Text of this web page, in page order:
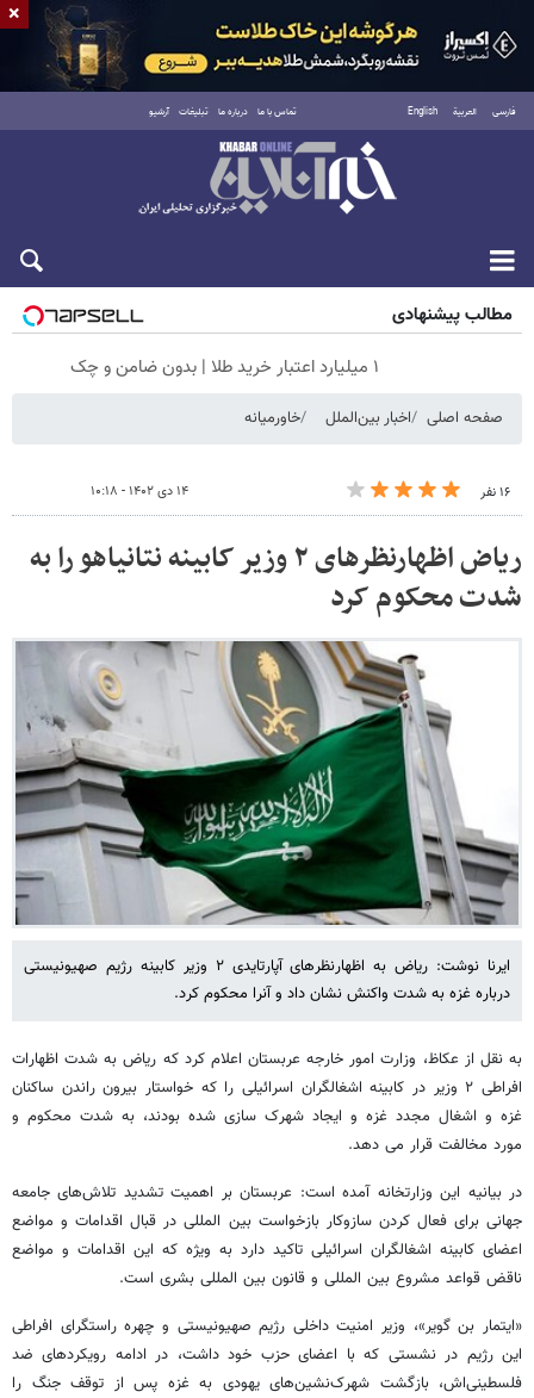
فارسی العربية English تماس با ما درباره ما تبلیغات آرشیو
جمعه ۱۶ مرداد ۱۴۰۵
مطالب پیشنهادی
۱ میلیارد اعتبار خرید طلا | بدون ضامن و چک
صفحه اصلی اخبار بین‌الملل خاورمیانه
۱۶ نفر ۱۴ دی ۱۴۰۲ - ۱۰:۱۸
ریاض اظهارنظرهای ۲ وزیر کابینه نتانیاهو را به
شدت محکوم کرد
ایرنا نوشت: ریاض به اظهارنظرهای آپارتایدی ۲ وزیر کابینه رژیم صهیونیستی
درباره غزه به شدت واکنش نشان داد و آنرا محکوم کرد.
به نقل از عکاظ، وزارت امور خارجه عربستان اعلام کرد که ریاض به شدت اظهارات
افراطی ۲ وزیر در کابینه اشغالگران اسرائیلی را که خواستار بیرون راندن ساکنان
غزه و اشغال مجدد غزه و ایجاد شهرک سازی شده بودند، به شدت محکوم و
مورد مخالفت قرار می دهد.
در بیانیه این وزارتخانه آمده است: عربستان بر اهمیت تشدید تلاش‌های جامعه
جهانی برای فعال کردن سازوکار بازخواست بین المللی در قبال اقدامات و مواضع
اعضای کابینه اشغالگران اسرائیلی تاکید دارد به ویژه که این اقدامات و مواضع
ناقض قواعد مشروع بین المللی و قانون بین المللی بشری است.
«ایتمار بن گویر»، وزیر امنیت داخلی رژیم صهیونیستی و چهره راستگرای افراطی
این رژیم در نشستی که با اعضای حزب خود داشت، در ادامه رویکردهای ضد
فلسطینی‌اش، بازگشت شهرک‌نشین‌های یهودی به غزه پس از توقف جنگ را
×